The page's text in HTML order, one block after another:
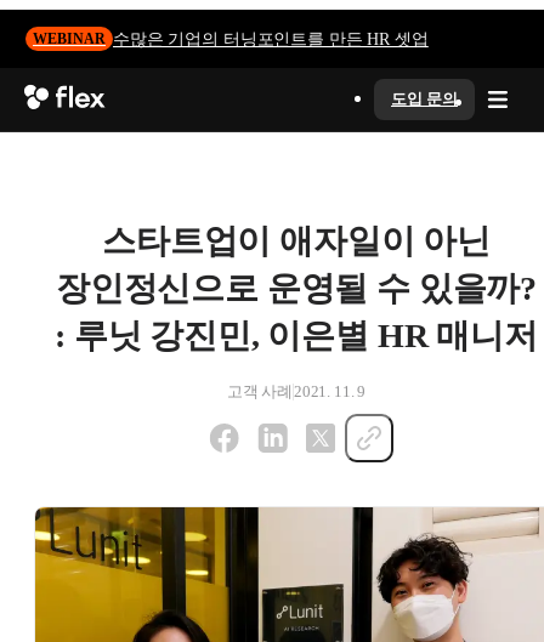
WEBINAR 수많은 기업의 터닝포인트를 만든 HR 셋업
도입 문의
스타트업이 애자일이 아닌
장인정신으로 운영될 수 있을까?
: 루닛 강진민, 이은별 HR 매니저
고객 사례 2021. 11. 9